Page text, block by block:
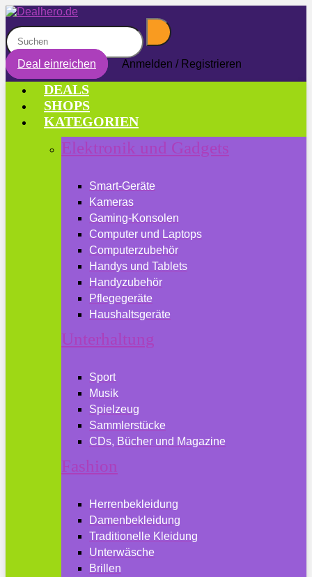
Deal einreichen Anmelden / Registrieren
DEALS
SHOPS
KATEGORIEN
Elektronik und Gadgets
Smart-Geräte
Kameras
Gaming-Konsolen
Computer und Laptops
Computerzubehör
Handys und Tablets
Handyzubehör
Pflegegeräte
Haushaltsgeräte
Unterhaltung
Sport
Musik
Spielzeug
Sammlerstücke
CDs, Bücher und Magazine
Fashion
Herrenbekleidung
Damenbekleidung
Traditionelle Kleidung
Unterwäsche
Brillen